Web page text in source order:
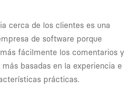
cerca de los clientes es una
de software porque
fácilmente los comentarios y
basadas en la experiencia e
prácticas.